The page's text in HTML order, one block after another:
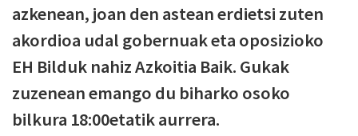
azkenean, joan den astean erdietsi zuten
akordioa udal gobernuak eta oposizioko
EH Bilduk nahiz Azkoitia Baik. Gukak
zuzenean emango du biharko osoko
bilkura 18:00etatik aurrera.